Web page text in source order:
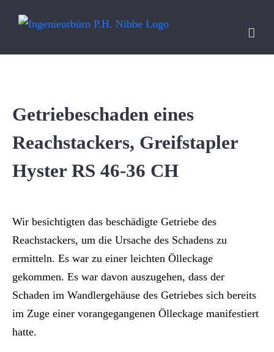
Getriebeschaden eines
Reachstackers, Greifstapler
Hyster RS 46-36 CH
Wir besichtigten das beschädigte Getriebe des
Reachstackers, um die Ursache des Schadens zu
ermitteln. Es war zu einer leichten Ölleckage
gekommen. Es war davon auszugehen, dass der
Schaden im Wandlergehäuse des Getriebes sich bereits
im Zuge einer vorangegangenen Ölleckage manifestiert
hatte.